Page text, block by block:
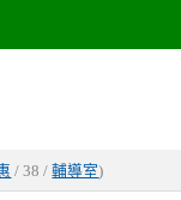
/ 38 /輔導室)